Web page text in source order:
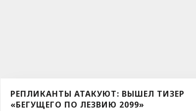
РЕПЛИКАНТЫ АТАКУЮТ: ВЫШЕЛ ТИЗЕР
«БЕГУЩЕГО ПО ЛЕЗВИЮ 2099»